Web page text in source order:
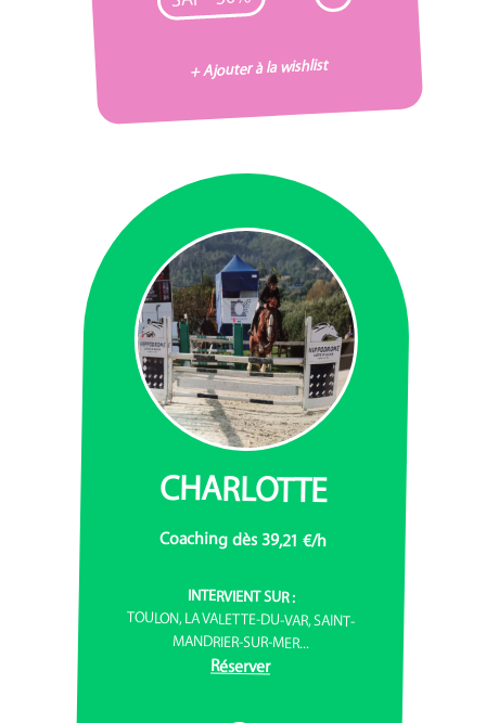
+ Ajouter à la wishlist
CHARLOTTE
Coaching dès 39,21 €/h
INTERVIENT SUR :
TOULON, LA VALETTE-DU-VAR, SAINT-
MANDRIER-SUR-MER...
Réserver